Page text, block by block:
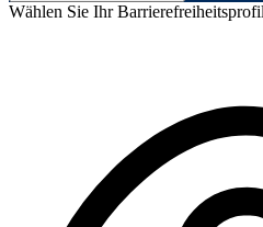
Wählen Sie Ihr Barrierefreiheitsprofil